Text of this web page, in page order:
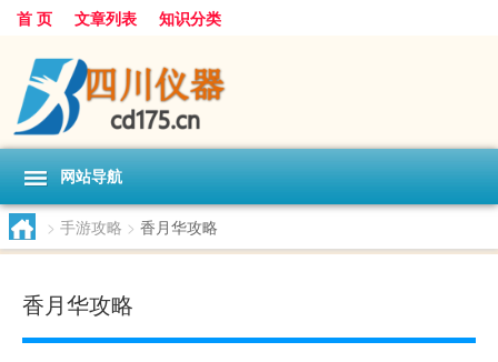
首 页 文章列表 知识分类
网站导航
> 手游攻略 > 香月华攻略
香月华攻略